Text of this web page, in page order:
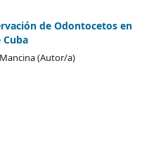
de Odontocetos en
Cuba
(Autor/a)